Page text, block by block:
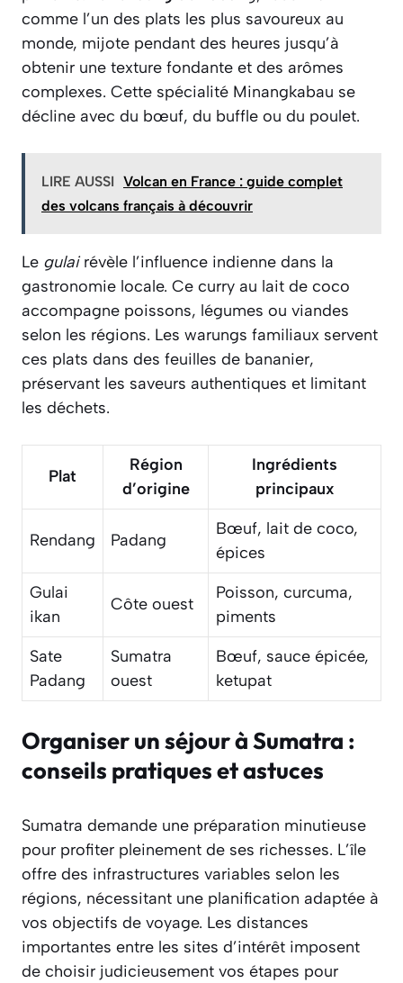
comme l’un des plats les plus savoureux au
monde, mijote pendant des heures jusqu’à
obtenir une texture fondante et des arômes
complexes. Cette spécialité Minangkabau se
décline avec du bœuf, du buffle ou du poulet.
LIRE AUSSI Volcan en France : guide complet
des volcans français à découvrir
Le gulairévèle l’influence indienne dans la
gastronomie locale. Ce curry au lait de coco
accompagne poissons, légumes ou viandes
selon les régions. Les warungs familiaux servent
ces plats dans des feuilles de bananier,
préservant les saveurs authentiques et limitant
les déchets.
Plat
Région
d’origine
Ingrédients
principaux
Rendang Padang
Bœuf, lait de coco,
épices
Gulai
ikan
Côte ouest
Poisson, curcuma,
piments
Sate
Padang
Sumatra
ouest
Bœuf, sauce épicée,
ketupat
Organiser un séjour à Sumatra :
conseils pratiques et astuces
Sumatra demande une préparation minutieuse
pour profiter pleinement de ses richesses. L’île
offre des infrastructures variables selon les
régions, nécessitant une planification adaptée à
vos objectifs de voyage. Les distances
importantes entre les sites d’intérêt imposent
de choisir judicieusement vos étapes pour